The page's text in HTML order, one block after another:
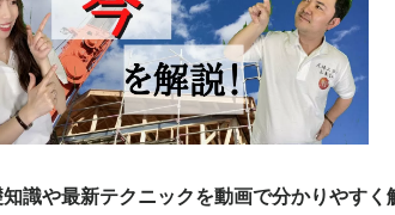
識や最新テクニックを動画で分かりやすく